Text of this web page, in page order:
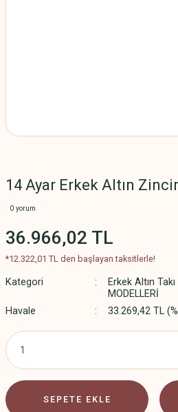
14 Ayar Erkek Altın
0 yorum
36.966,02 TL
*12.322,01 TL den başlayan taksitlerle!
Kategori Erkek Altın
MODELLERİ
Havale
33.269,42 TL
SEPETE EKLE